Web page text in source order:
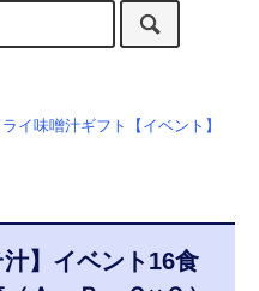
イ味噌汁ギフト【イベント】
汁】イベント16食